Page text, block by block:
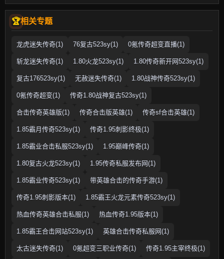
相关专题
龙虎迷失传奇(1) 76复古523sy(1) 0氪传奇超变直播(1)
斩龙迷失传奇(1) 1.80火龙523sy(1) 1.80传奇新开网523sy(1)
复古176523sy(1) 无赦迷失传奇(1) 1.80战神传奇523sy(1)
0氪传奇超变(1) 传奇1.80战神复古523sy(1)
合击传奇英雄版(1) 传奇合击版英雄(1) 传奇sf合击英雄(1)
1.85霸月传奇523sy(1) 传奇1.95刺影终极(1)
1.85霸业合击私服523sy(1) 1.95巅峰传奇(1)
1.80复古火龙523sy(1) 1.95传奇私服发布网(1)
1.85霸业传奇523sy(1) 带英雄合击的传奇手游(1)
传奇1.95刺影版本(1) 1.85霸王火龙元素传奇523sy(1)
热血传奇英雄合击私服(1) 热血传奇1.95版本(1)
1.85霸王合击网站523sy(1) 英雄合击传奇私服网(1)
太古迷失传奇(1) 0氪超变三职业传奇(1) 传奇1.95主宰终极(1)